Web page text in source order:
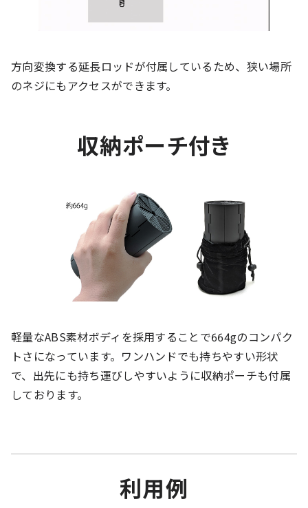
方向変換する延長ロッドが付属しているため、狭い場所
のネジにもアクセスができます。
収納ポーチ付き
軽量なABS素材ボディを採用することで664gのコンパク
トさになっています。ワンハンドでも持ちやすい形状
で、出先にも持ち運びしやすいように収納ポーチも付属
しております。
利用例